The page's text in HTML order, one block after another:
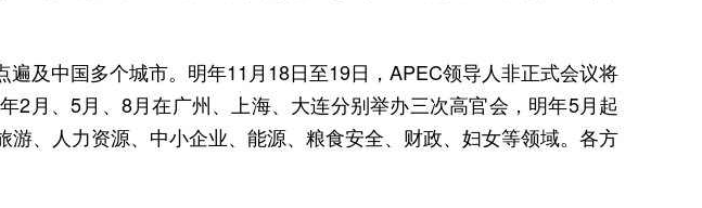
及中国多个城市。明年11月18日至19日，APEC领导人非正式会议将
月、5月、8月在广州、上海、大连分别举办三次高官会，明年5月起
、人力资源、中小企业、能源、粮食安全、财政、妇女等领域。各方